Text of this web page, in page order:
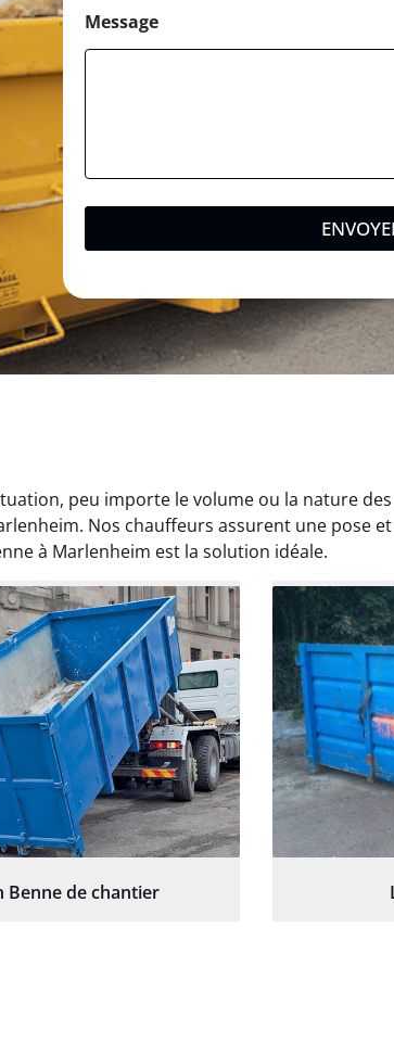
Message
peu importe le volume ou la nature
Nos chauffeurs assurent une pose
à Marlenheim est la solution idéale.
Benne de chantier